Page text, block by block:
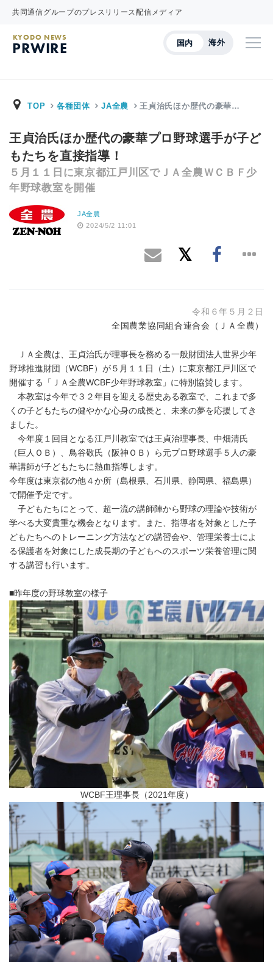
共同通信グループのプレスリリース配信メディア
国内 海外
KYODO NEWS
PRWIRE
TOP 各種団体 JA全農 王貞治氏ほか歴代の豪華…
王貞治氏ほか歴代の豪華プロ野球選手が子ど
もたちを直接指導！
５月１１日に東京都江戸川区でＪＡ全農ＷＣＢＦ少
年野球教室を開催
JA全農
2024/5/2 11:01
令和６年５月２日
全国農業協同組合連合会（ＪＡ全農）
ＪＡ全農は、王貞治氏が理事長を務める一般財団法人世界少年
野球推進財団（WCBF）が５月１１日（土）に東京都江戸川区で
開催する「ＪＡ全農WCBF少年野球教室」に特別協賛します。
本教室は今年で３２年目を迎える歴史ある教室で、これまで多
くの子どもたちの健やかな心身の成長と、未来の夢を応援してき
ました。
今年度１回目となる江戸川教室では王貞治理事長、中畑清氏
（巨人ＯＢ）、鳥谷敬氏（阪神ＯＢ）ら元プロ野球選手５人の豪
華講師が子どもたちに熱血指導します。
今年度は東京都の他４か所（島根県、石川県、静岡県、福島県）
で開催予定です。
子どもたちにとって、超一流の講師陣から野球の理論や技術が
学べる大変貴重な機会となります。また、指導者を対象とした子
どもたちへのトレーニング方法などの講習会や、管理栄養士によ
る保護者を対象にした成長期の子どもへのスポーツ栄養管理に関
する講習も行います。
■昨年度の野球教室の様子
WCBF王理事長（2021年度）